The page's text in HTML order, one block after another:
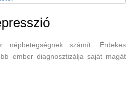
számít. Érdekes
ember diagnosztizálja saját magát